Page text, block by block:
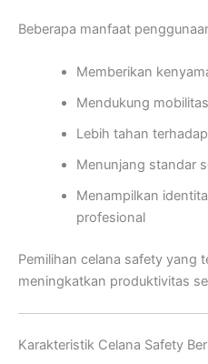
Beberapa manfaat
Memberikan
Mendukung
Lebih tahan
Menunjang standar
Menampilkan
profesional
Pemilihan celana safety yang
meningkatkan produktivitas
Karakteristik Celana Safety